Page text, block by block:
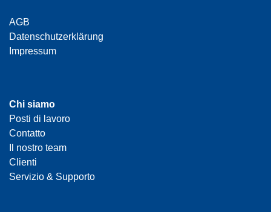
AGB
Datenschutzerklärung
Impressum
Chi siamo
Posti di lavoro
Contatto
Il nostro team
Clienti
Servizio & Supporto